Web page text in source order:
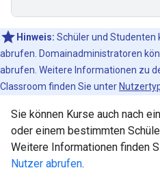
Hinweis: Schüler und Studenten
abrufen. Domainadministratoren
abrufen. Weitere Informationen zu
Classroom finden Sie unter
Sie können Kurse auch nach
oder einem bestimmten
Weitere Informationen finden
Nutzer abrufen.